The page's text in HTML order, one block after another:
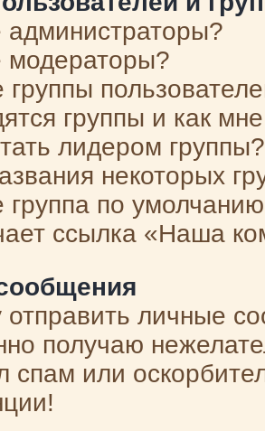
администраторы?
модераторы?
группы
группы и как
лидером группы?
некоторых
группа по
ссылка «Наша
отправить личные
получаю
спам или